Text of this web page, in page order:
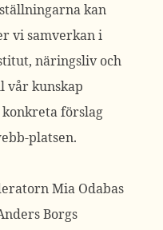
kan
vi samverkan i
näringsliv och
vår kunskap
förslag
platsen.
Mia Odabas
Borgs